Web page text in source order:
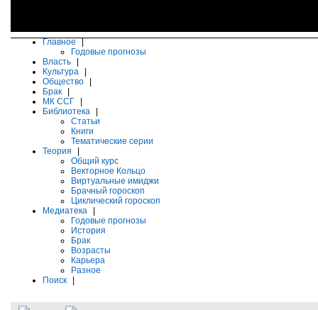
Главное
Годовые прогнозы
Власть
Культура
Общество
Брак
МК ССГ
Библиотека
Статьи
Книги
Тематические серии
Теория
Общий курс
Векторное Кольцо
Виртуальные имиджи
Брачный гороскоп
Циклический гороскоп
Медиатека
Годовые прогнозы
История
Брак
Возрасты
Карьера
Разное
Поиск